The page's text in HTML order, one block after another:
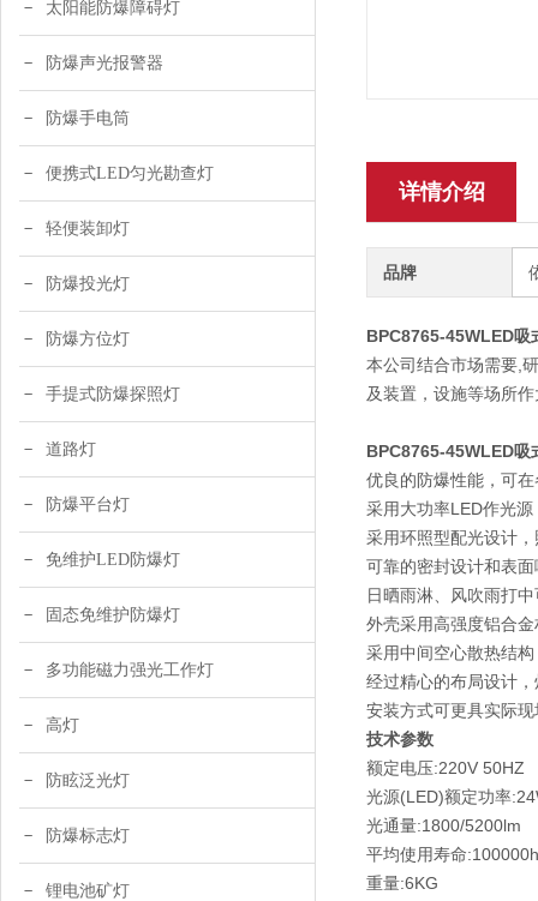
太阳能防爆障碍灯
防爆声光报警器
防爆手电筒
便携式LED匀光勘查灯
轻便装卸灯
防爆投光灯
防爆方位灯
手提式防爆探照灯
道路灯
防爆平台灯
免维护LED防爆灯
固态免维护防爆灯
多功能磁力强光工作灯
高灯
防眩泛光灯
防爆标志灯
锂电池矿灯
详情介绍
品牌
BPC8765-45WLED吸
本公司结合市场需要,
及装置，设施等场所
BPC8765-45WLED吸
优良的防爆性能，可
采用大功率LED作光
采用环照型配光设计
可靠的密封设计和表
日晒雨淋、风吹雨打
外壳采用高强度铝合
采用中间空心散热结
经过精心的布局设计
安装方式可更具实际
技术参数
额定电压:220V 50HZ
光源(LED)额定功率
光通量:1800/5200lm
平均使用寿命:100000h
重量:6KG